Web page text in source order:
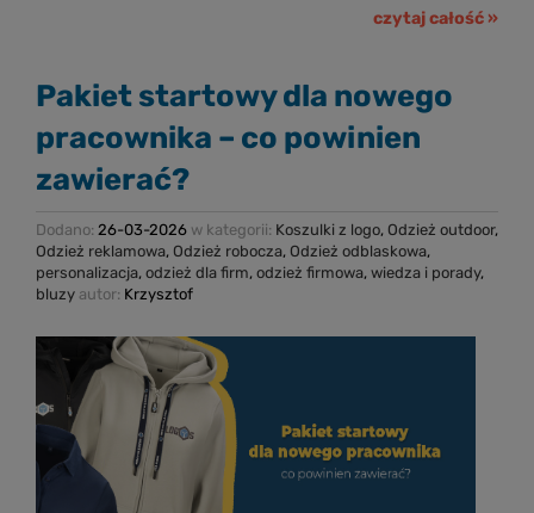
czytaj całość »
Pakiet startowy dla nowego
pracownika – co powinien
zawierać?
Dodano: 26-03-2026 w kategorii: Koszulki z logo, Odzież outdoor,
Odzież reklamowa, Odzież robocza, Odzież odblaskowa,
personalizacja, odzież dla firm, odzież firmowa, wiedza i porady,
bluzy autor: Krzysztof